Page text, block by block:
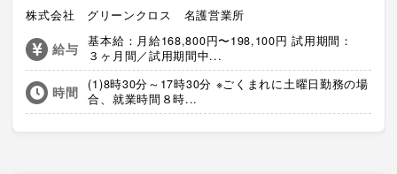
株式会社 グリーンクロス 名護営業所
給与
基本給：月給168,800円〜198,100円 試用期間：
３ヶ月間／試用期間中...
時間
(1)8時30分～17時30分 ※ごくまれに土曜日勤務の場
合、就業時間８時...